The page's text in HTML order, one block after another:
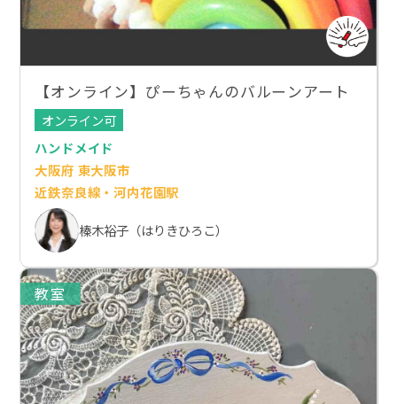
【オンライン】ぴーちゃんのバルーンアート
オンライン可
ハンドメイド
大阪府 東大阪市
近鉄奈良線・河内花園駅
榛木裕子（はりきひろこ）
教室